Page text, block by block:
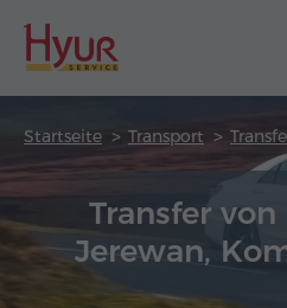
Startseite Transport
Transfer
Jerewan,